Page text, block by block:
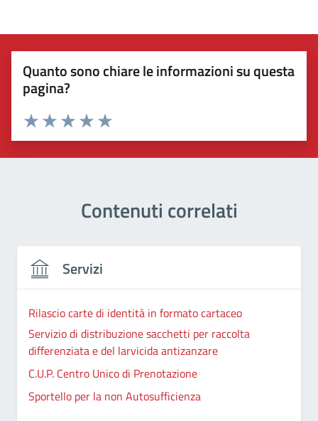
Quanto sono chiare le informazioni su questa
pagina?
Valuta 5 stelle su 5
Valuta 4 stelle su 5
Valuta 3 stelle su 5
Valuta 2 stelle su 5
Valuta 1 stelle su 5
Contenuti correlati
Servizi
Rilascio carte di identità in formato cartaceo
Servizio di distribuzione sacchetti per raccolta
differenziata e del larvicida antizanzare
C.U.P. Centro Unico di Prenotazione
Sportello per la non Autosufficienza